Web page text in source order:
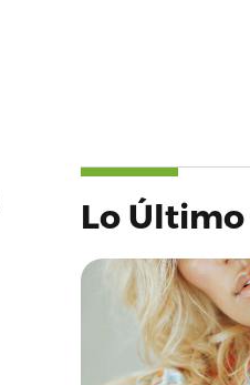
Lo Último